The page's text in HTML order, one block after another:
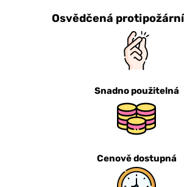
Osvědčená
Snadno použitelná
Cenově dostupná